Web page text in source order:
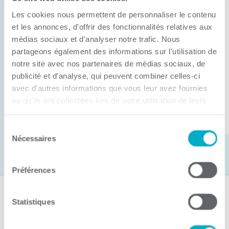
Les cookies nous permettent de personnaliser le contenu
et les annonces, d'offrir des fonctionnalités relatives aux
médias sociaux et d'analyser notre trafic. Nous
partageons également des informations sur l'utilisation de
notre site avec nos partenaires de médias sociaux, de
publicité et d'analyse, qui peuvent combiner celles-ci
avec d'autres informations que vous leur avez fournies
ou qu'ils ont collectées lors de votre utilisation de leurs
Nécessaires
Préférences
Statistiques
Anick Métivier devient le nouveau
président de la CCI3R
C’est lors de son assemblée générale annuelle
tenue hier que la Chambre de commerce et
d’industries de ...
Suivez-nous